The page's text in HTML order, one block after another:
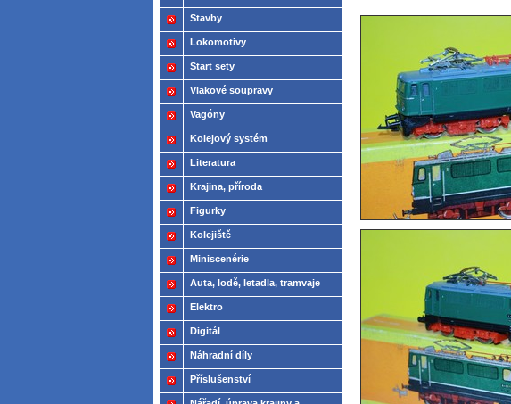
Stavby
Lokomotivy
Start sety
Vlakové soupravy
Vagóny
Kolejový systém
Literatura
Krajina, příroda
Figurky
Kolejiště
Miniscenérie
Auta, lodě, letadla, tramvaje
Elektro
Digitál
Náhradní díly
Příslušenství